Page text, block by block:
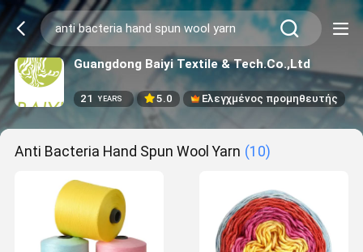
Guangdong Baiyi Textile & Tech.Co.,Ltd
21 YEARS 5.0 Ελεγχμένος προμηθευτής
Anti Bacteria Hand Spun Wool Yarn (10)